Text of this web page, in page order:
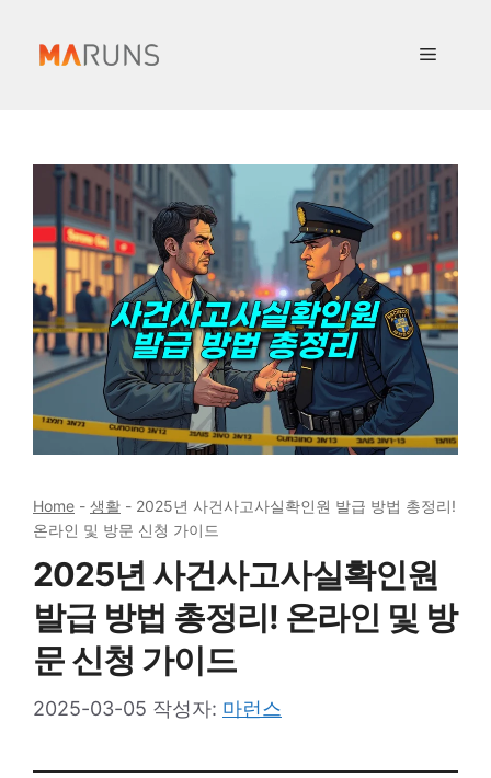
메
Home - 생활 - 2025년 사건사고사실확인원 발급 방법 총정리!
온라인 및 방문 신청 가이드
2025년 사건사고사실확인원
발급 방법 총정리! 온라인 및 방
문 신청 가이드
2025-03-05 작성자: 마런스